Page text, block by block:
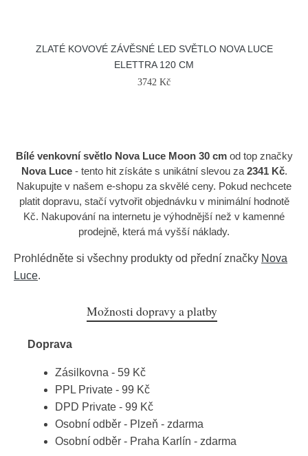
ZLATÉ KOVOVÉ ZÁVĚSNÉ LED SVĚTLO NOVA LUCE
ELETTRA 120 CM
3742 Kč
Bílé venkovní světlo Nova Luce Moon 30 cmod top značky
Nova Luce- tento hit získáte s unikátní slevou za 2341 Kč.
Nakupujte v našem e-shopu za skvělé ceny. Pokud nechcete
platit dopravu, stačí vytvořit objednávku v minimální hodnotě
Kč. Nakupování na internetu je výhodnější než v kamenné
prodejně, která má vyšší náklady.
Prohlédněte si všechny produkty od přední značky Nova
Luce.
Možnosti dopravy a platby
Doprava
Zásilkovna - 59 Kč
PPL Private - 99 Kč
DPD Private - 99 Kč
Osobní odběr - Plzeň - zdarma
Osobní odběr - Praha Karlín - zdarma